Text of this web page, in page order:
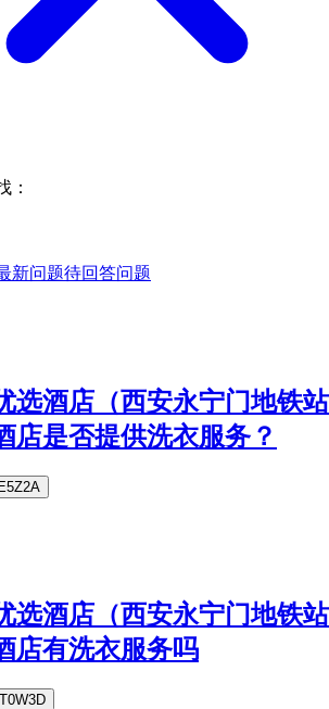
：
新问题待回答问题
选酒店（西安永宁门地铁站
店是否提供洗衣服务？
选酒店（西安永宁门地铁站
店有洗衣服务吗